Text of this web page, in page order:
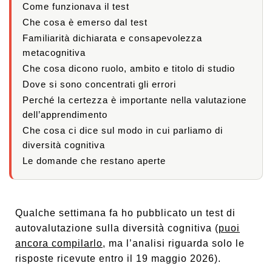
Come funzionava il test
Che cosa è emerso dal test
Familiarità dichiarata e consapevolezza
metacognitiva
Che cosa dicono ruolo, ambito e titolo di studio
Dove si sono concentrati gli errori
Perché la certezza è importante nella valutazione
dell’apprendimento
Che cosa ci dice sul modo in cui parliamo di
diversità cognitiva
Le domande che restano aperte
Qualche settimana fa ho pubblicato un test di
autovalutazione sulla diversità cognitiva (puoi
ancora compilarlo, ma l’analisi riguarda solo le
risposte ricevute entro il 19 maggio 2026).